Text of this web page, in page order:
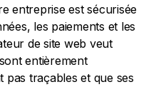
entreprise est sécurisée
les paiements et les
de site web veut
entièrement
pas traçables et que ses